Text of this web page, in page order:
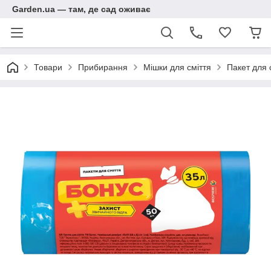
Garden.ua — там, де сад оживає
Товари Прибирання Мішки для сміття Пакет для